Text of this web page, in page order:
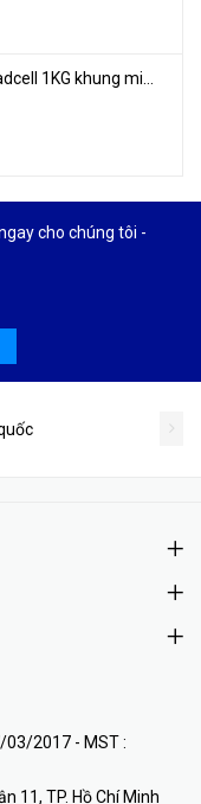
cho chúng tôi -
03/2017 - MST :
11, TP. Hồ Chí Minh